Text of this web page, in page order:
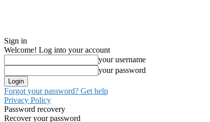
Sign in
Welcome! Log into your account
your username
your password
Forgot your password? Get help
Privacy Policy
Password recovery
Recover your password